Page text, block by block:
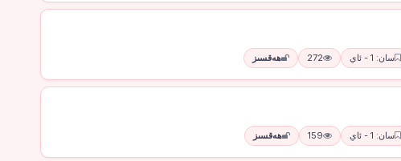
سان: 1 - ئاي 272 ھەقسىز
سان: 1 - ئاي 159 ھەقسىز